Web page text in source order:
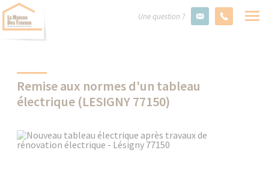
Une question ?
Remise aux normes d'un tableau
électrique (LESIGNY 77150)